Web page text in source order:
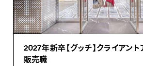
2027年新卒【グッチ】クライアント
販売職